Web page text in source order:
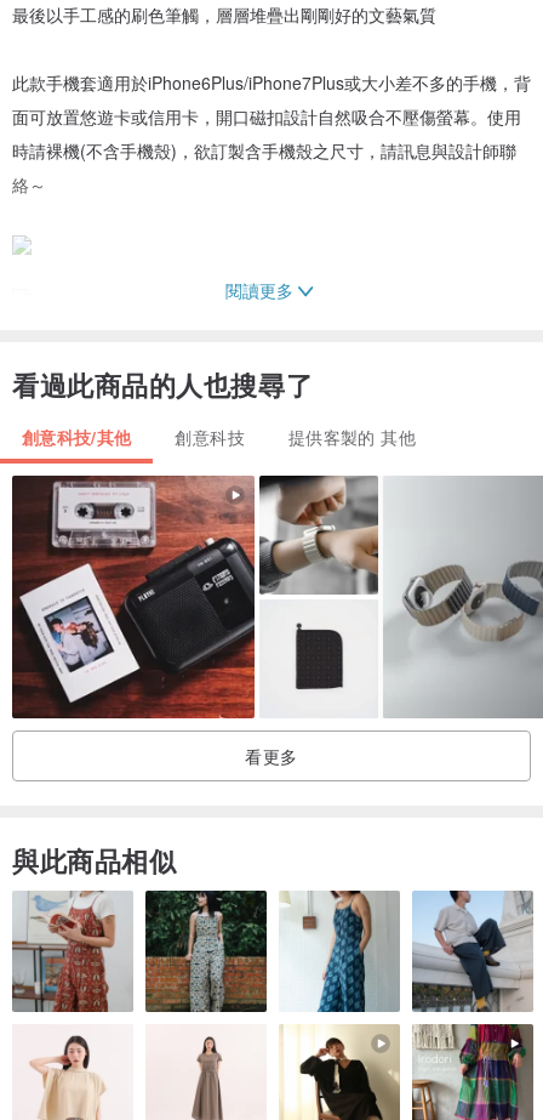
最後以手工感的刷色筆觸，層層堆疊出剛剛好的文藝氣質
此款手機套適用於iPhone6Plus/iPhone7Plus或大小差不多的手機，背
面可放置悠遊卡或信用卡，開口磁扣設計自然吸合不壓傷螢幕。使用
時請裸機(不含手機殼)，欲訂製含手機殼之尺寸，請訊息與設計師聯
絡～
材質：植物鞣牛皮
尺寸：Ｗ10.5xH18.5cm
頸帶總長度80cm(吊掛長度43cm)
☞客製敲印文字│可訊息討論敲印內容及位置
閱讀更多
看過此商品的人也搜尋了
創意科技/其他 創意科技 提供客製的 其他
看更多
與此商品相似